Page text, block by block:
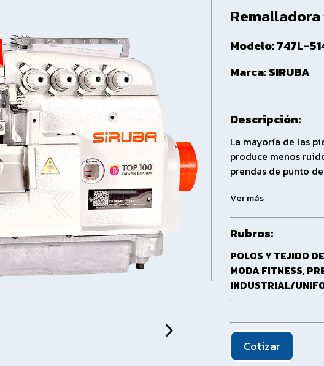
Modelo: 747L-
Marca: SIRUBA
Descripción:
La mayoría de las
produce menos
prendas de punto
Ver más
Rubros:
POLOS Y TEJIDO
MODA FITNESS,
INDUSTRIAL/
Cotizar